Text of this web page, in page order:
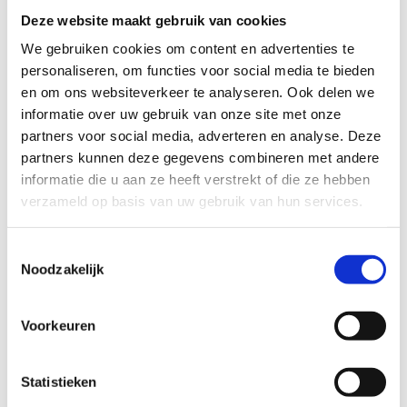
Deze website maakt gebruik van cookies
We gebruiken cookies om content en advertenties te
personaliseren, om functies voor social media te bieden
en om ons websiteverkeer te analyseren. Ook delen we
informatie over uw gebruik van onze site met onze
partners voor social media, adverteren en analyse. Deze
partners kunnen deze gegevens combineren met andere
informatie die u aan ze heeft verstrekt of die ze hebben
verzameld op basis van uw gebruik van hun services.
Noodzakelijk
Voorkeuren
Statistieken
Hofstade
Wil je met je sportclub, vereniging of federatie
een stage met overnachting of een sportweekend
In Hofstade vind je alles wat je nodig hebt voor